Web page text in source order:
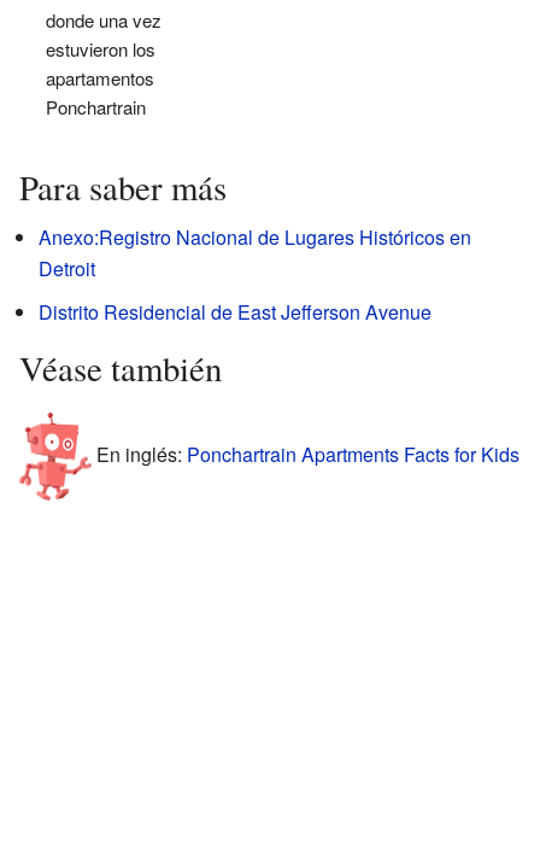
donde una vez
estuvieron los
apartamentos
Ponchartrain
Para saber más
Anexo:Registro Nacional de Lugares Históricos en
Detroit
Distrito Residencial de East Jefferson Avenue
Véase también
En inglés: Ponchartrain Apartments Facts for Kids